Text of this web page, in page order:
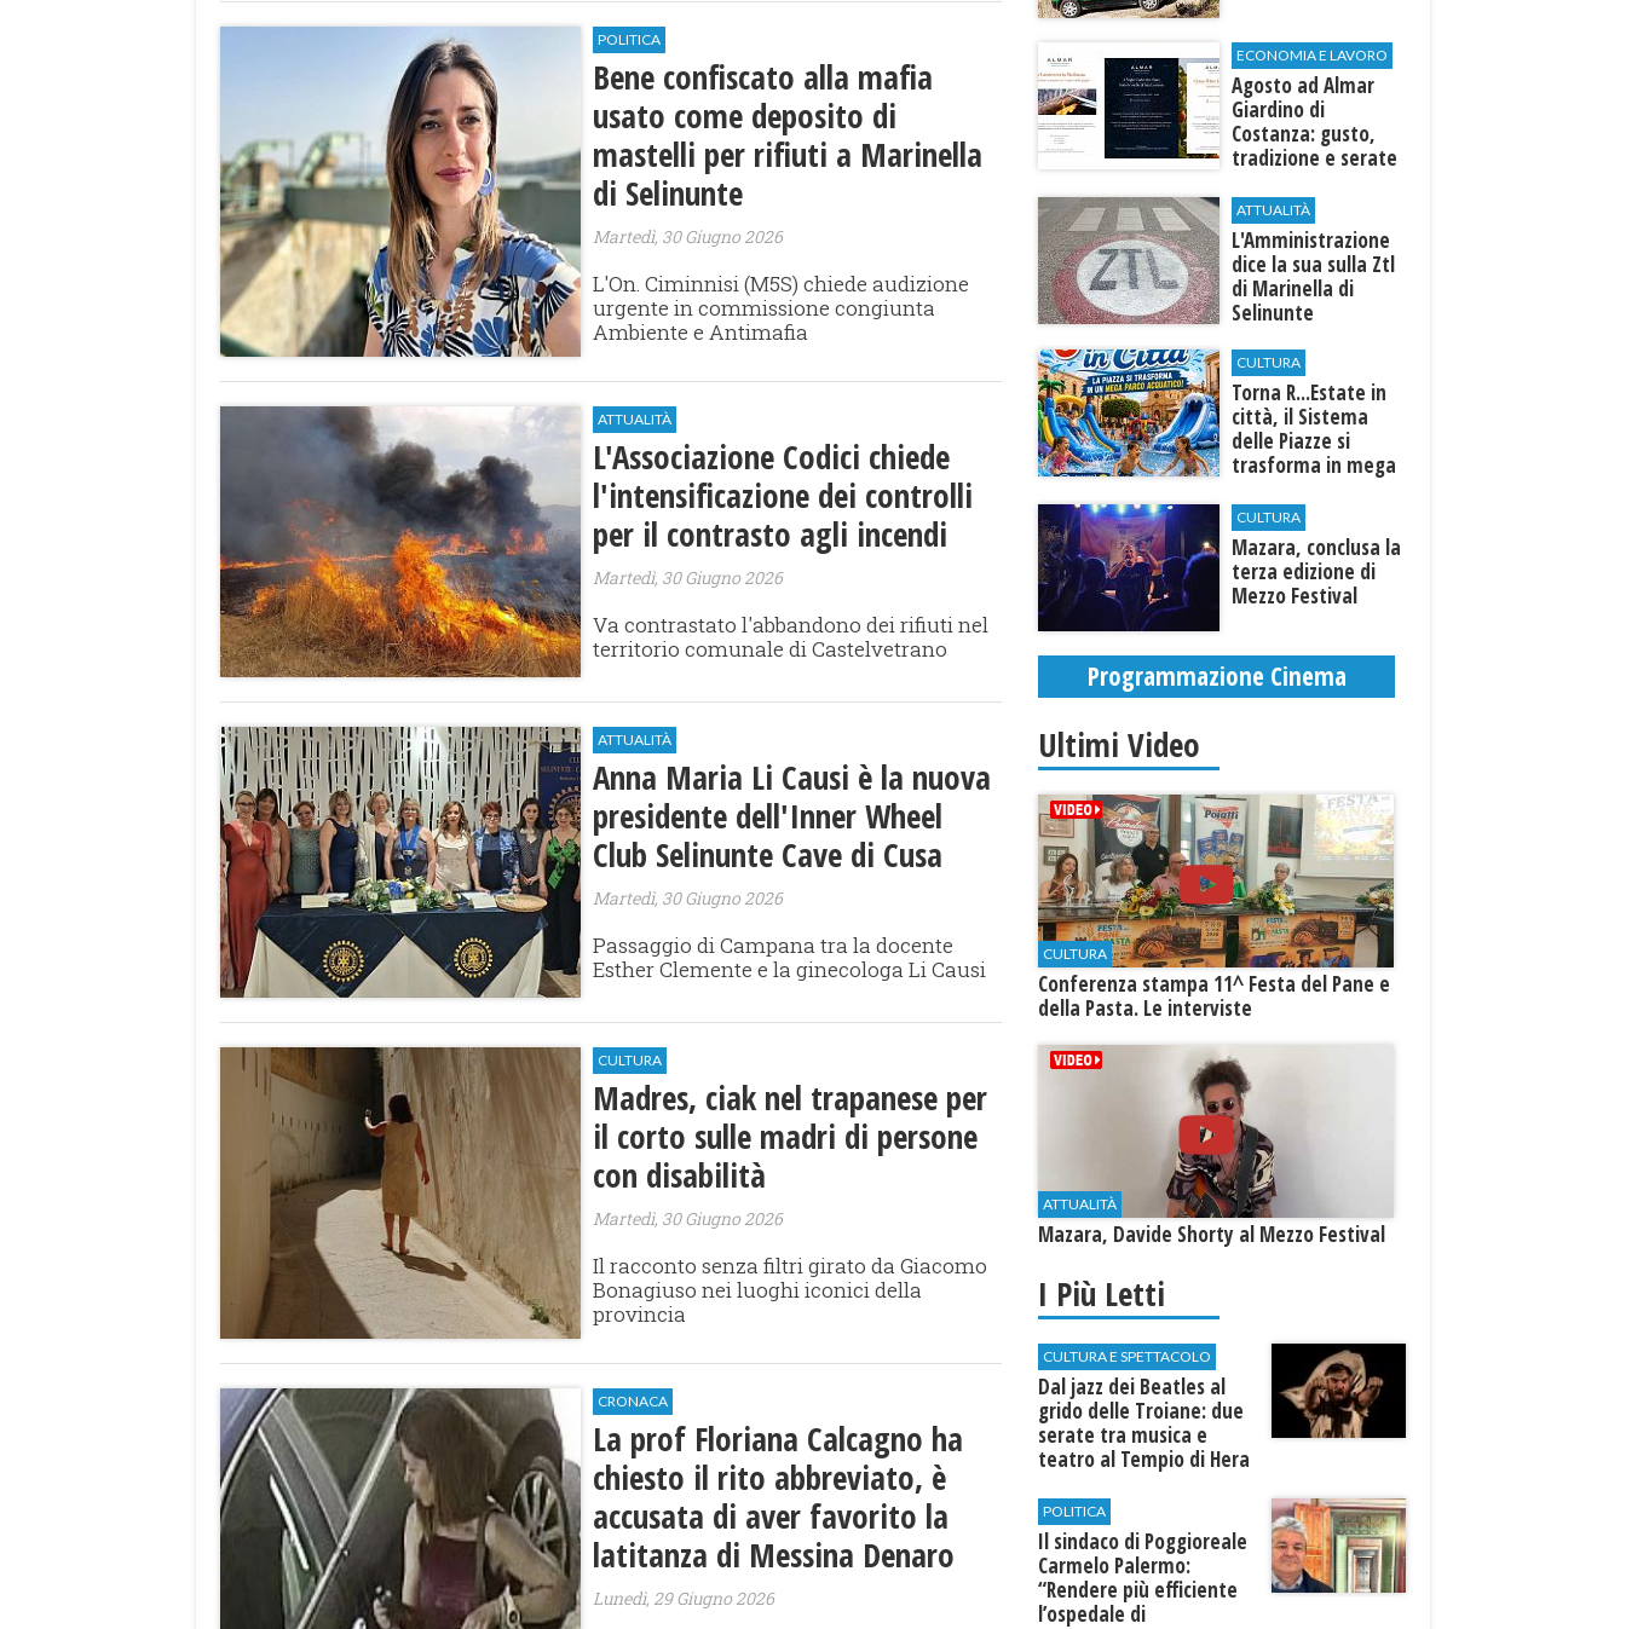
POLITICA
​Bene confiscato alla mafia
usato come deposito di
mastelli per rifiuti a Marinella
di Selinunte
Martedì, 30 Giugno 2026
L'On. Ciminnisi (M5S) chiede audizione
urgente in commissione congiunta
Ambiente e Antimafia
ATTUALITÀ
L'Associazione Codici chiede
l'intensificazione dei controlli
per il contrasto agli incendi
Martedì, 30 Giugno 2026
Va contrastato l'abbandono dei rifiuti nel
territorio comunale di Castelvetrano
ATTUALITÀ
Anna Maria Li Causi è la nuova
presidente dell'Inner Wheel
Club Selinunte Cave di Cusa
Martedì, 30 Giugno 2026
Passaggio di Campana tra la docente
Esther Clemente e la ginecologa Li Causi
CULTURA
​Madres, ciak nel trapanese per
il corto sulle madri di persone
con disabilità
Martedì, 30 Giugno 2026
Il racconto senza filtri girato da Giacomo
Bonagiuso nei luoghi iconici della
provincia
CRONACA
La prof Floriana Calcagno ha
chiesto il rito abbreviato, è
accusata di aver favorito la
latitanza di Messina Denaro
Lunedì, 29 Giugno 2026
ECONOMIA E LAVORO
Agosto ad Almar
Giardino di
Costanza: gusto,
tradizione e serate
anche agli ospiti
esterni
ATTUALITÀ
L'Amministrazione
dice la sua sulla Ztl
di Marinella di
Selinunte
CULTURA
Torna R...Estate in
città, il Sistema
delle Piazze si
trasforma in mega
CULTURA
​Mazara, conclusa la
terza edizione di
Mezzo Festival
Programmazione Cinema
Ultimi Video
CULTURA
Conferenza stampa 11^ Festa del Pane e
della Pasta. Le interviste
ATTUALITÀ
Mazara, Davide Shorty al Mezzo Festival
I Più Letti
CULTURA E SPETTACOLO
Dal jazz dei Beatles al
grido delle Troiane: due
serate tra musica e
teatro al Tempio di Hera
POLITICA
Il sindaco di Poggioreale
Carmelo Palermo:
“Rendere più efficiente
l’ospedale di